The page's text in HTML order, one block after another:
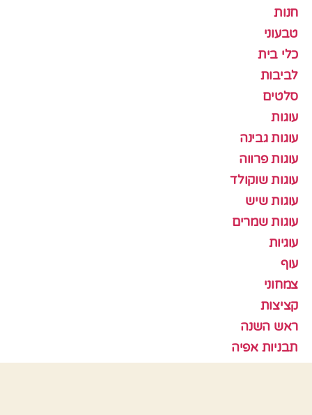
חנות
טבעוני
כלי בית
לביבות
סלטים
עוגות
עוגות גבינה
עוגות פרווה
עוגות שוקולד
עוגות שיש
עוגות שמרים
עוגיות
עוף
צמחוני
קציצות
ראש השנה
תבניות אפיה